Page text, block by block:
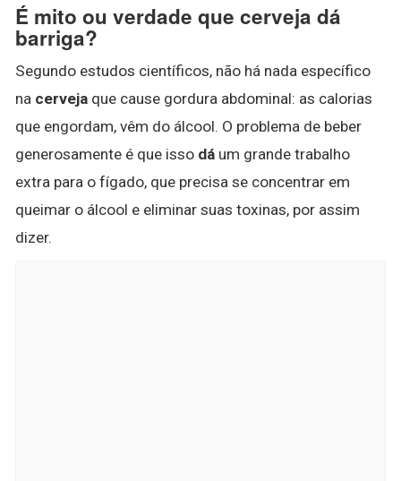
É mito ou verdade que cerveja dá
barriga?
Segundo estudos científicos, não há nada específico
na cerveja que cause gordura abdominal: as calorias
que engordam, vêm do álcool. O problema de beber
generosamente é que isso dá um grande trabalho
extra para o fígado, que precisa se concentrar em
queimar o álcool e eliminar suas toxinas, por assim
dizer.